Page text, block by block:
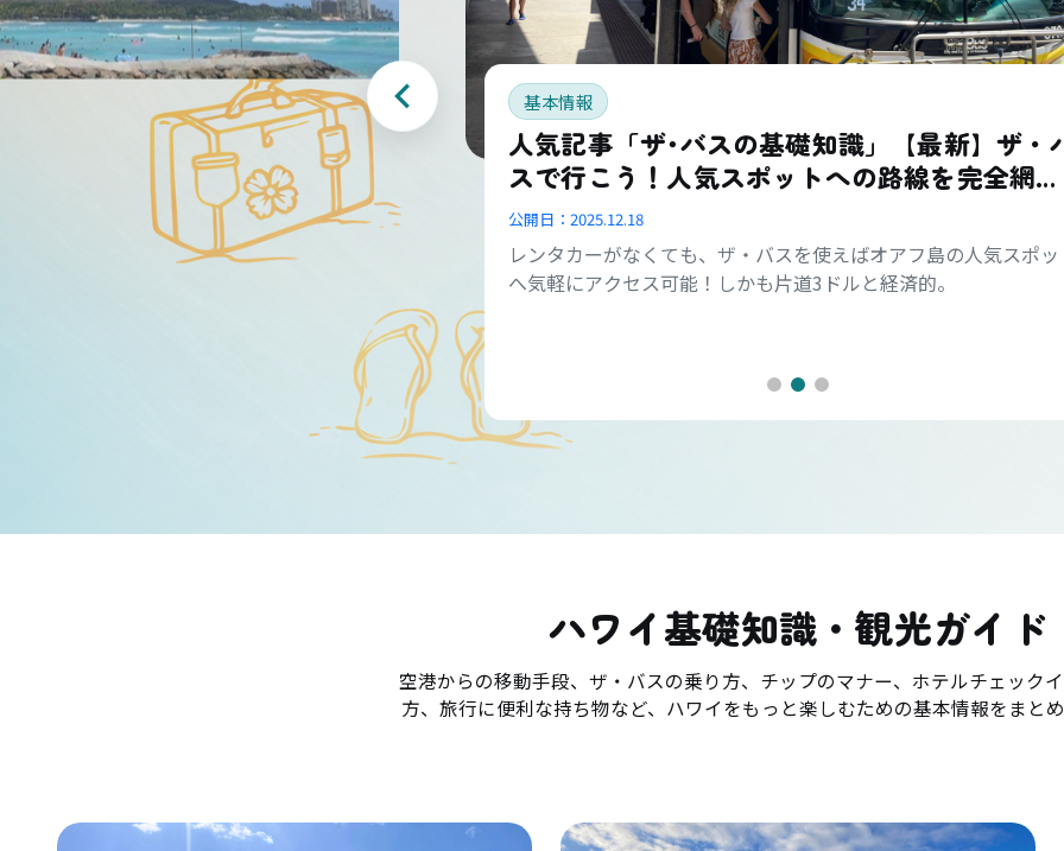
基本情報
人気記事「ザ･バスの基礎知識」【最新】ザ・
スで行こう！人気スポットへの路線を完全網
羅！
公開日： 2025.12.18
レンタカーがなくても、ザ・バスを使えばオアフ島の人気スポ
へ気軽にアクセス可能！しかも片道3ドルと経済的。
ハワイ基礎知識・観光ガイド
空港からの移動手段、ザ・バスの乗り方、チップのマナー、ホテルチェック
方、旅行に便利な持ち物など、ハワイをもっと楽しむための基本情報をまと